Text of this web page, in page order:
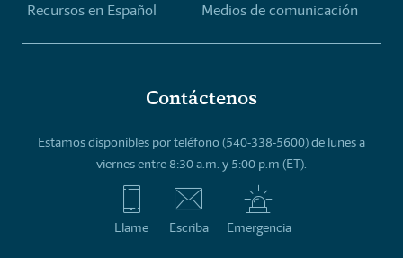
Recursos en Español
Medios de comunicación
Contáctenos
Estamos disponibles por teléfono (540-338-5600) de lunes a
viernes entre 8:30 a.m. y 5:00 p.m (ET).
Llame Escriba Emergencia